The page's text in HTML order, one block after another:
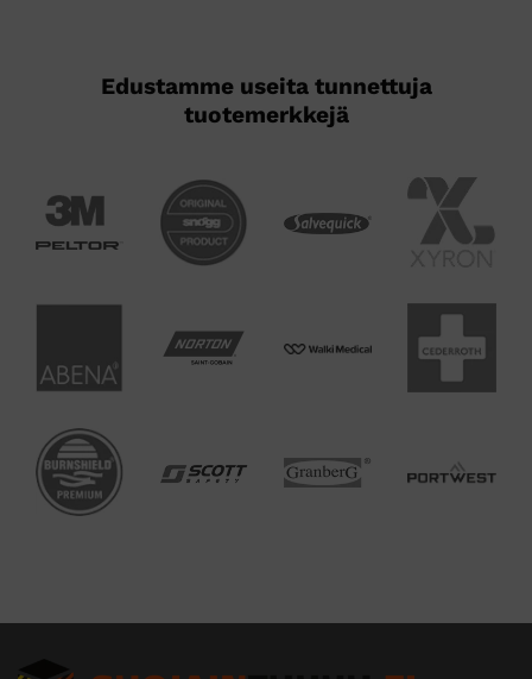
Edustamme useita tunnettuja
tuotemerkkejä